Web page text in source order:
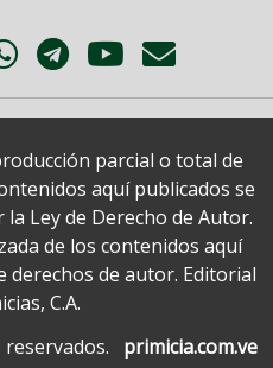
parcial o total de
aquí publicados se
Ley de Derecho de Autor.
de los contenidos aquí
derechos de autor. Editorial
C.A.
primicia.com.ve